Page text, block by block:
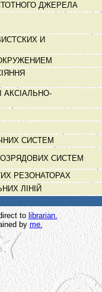
ДЖЕРЕЛА
И
АКСІАЛЬНО-
СИСТЕМ
СИСТЕМ
РЕЗОНАТОРАХ
ЛІНІЙ
to librarian.
byme.